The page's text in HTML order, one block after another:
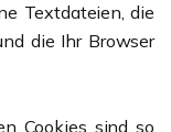
Textdateien, die
die Ihr Browser
Cookies sind so